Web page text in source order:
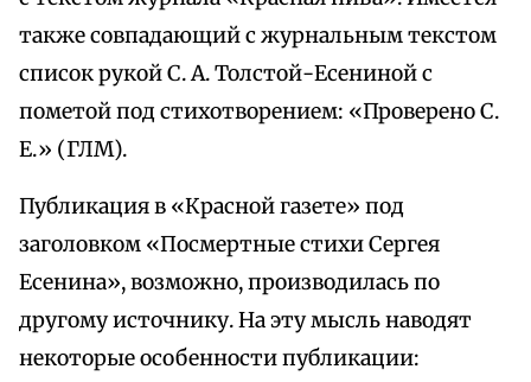
также совпадающий с журнальным текстом
список рукой С. А. Толстой-Есениной с
пометой под стихотворением: «Проверено С.
Е.» (ГЛМ).
Публикация в «Красной газете» под
заголовком «Посмертные стихи Сергея
Есенина», возможно, производилась по
другому источнику. На эту мысль наводят
некоторые особенности публикации: